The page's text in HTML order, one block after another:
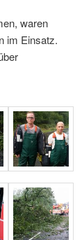
waren
im Einsatz.